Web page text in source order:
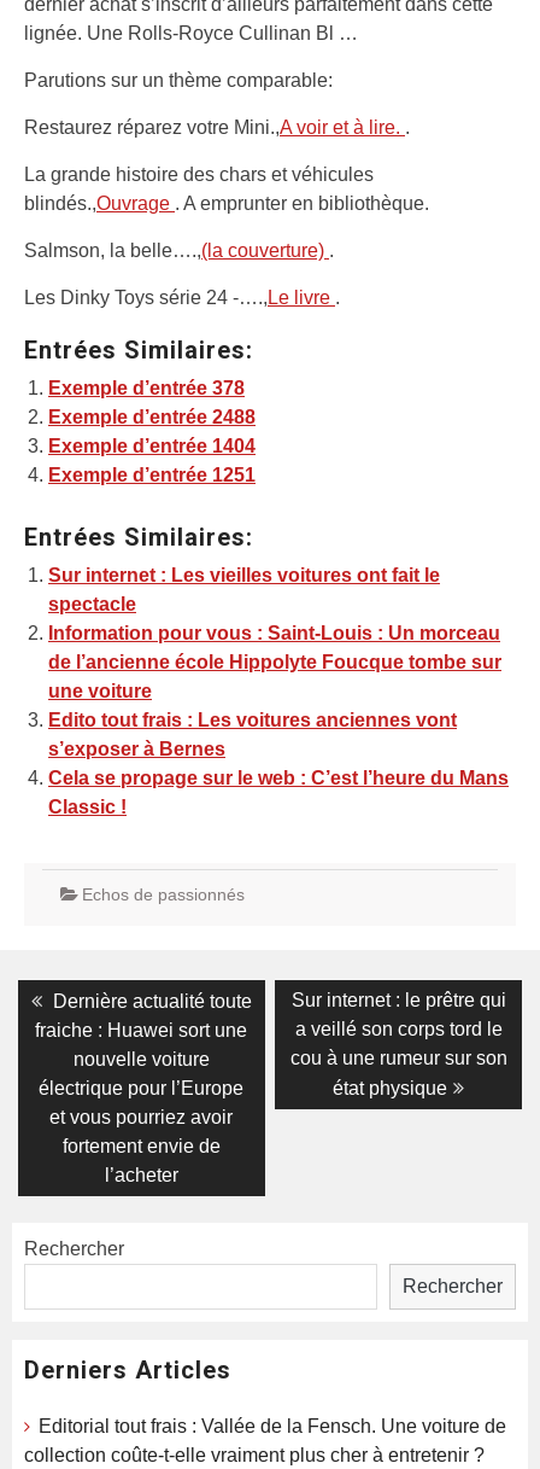
lignée. Une Rolls-Royce Cullinan Bl …
Parutions sur un thème comparable:
Restaurez réparez votre Mini.,A voir et à lire. .
La grande histoire des chars et véhicules
blindés.,Ouvrage . A emprunter en bibliothèque.
Salmson, la belle….,(la couverture) .
Les Dinky Toys série 24 -…., Le livre .
Entrées Similaires:
Exemple d’entrée 378
Exemple d’entrée 2488
Exemple d’entrée 1404
Exemple d’entrée 1251
Entrées Similaires:
Sur internet : Les vieilles voitures ont fait le
spectacle
Information pour vous : Saint-Louis : Un morceau
de l’ancienne école Hippolyte Foucque tombe sur
une voiture
Edito tout frais : Les voitures anciennes vont
s’exposer à Bernes
Cela se propage sur le web : C’est l’heure du Mans
Classic !
Echos de passionnés
Navigation
de
l’article
Previous
post:
Dernière actualité toute
fraiche : Huawei sort une
nouvelle voiture
électrique pour l’Europe
et vous pourriez avoir
fortement envie de
l’acheter
Next
post:
Sur internet : le prêtre qui
a veillé son corps tord le
cou à une rumeur sur son
état physique
Rechercher
Rechercher
Derniers Articles
Editorial tout frais : Vallée de la Fensch. Une voiture de
collection coûte-t-elle vraiment plus cher à entretenir ?